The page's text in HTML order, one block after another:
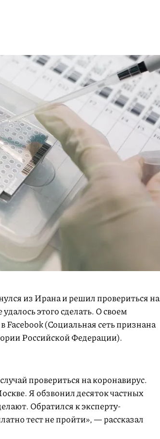
из Ирана и решил провериться на
этого сделать. О своем
Facebook (Социальная сеть признана
Российской Федерации).
провериться на коронавирус.
Я обзвонил десяток частных
Обратился к эксперту-
тест не пройти», — рассказал